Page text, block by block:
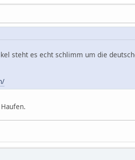
steht es echt schlimm um die